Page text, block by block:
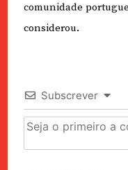
comunidade
considerou.
Subscrever